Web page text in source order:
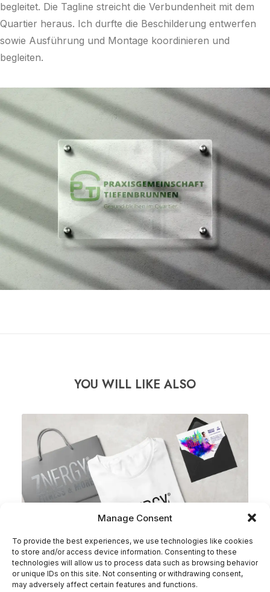
Manage Consent
To provide the best experiences, we use technologies like cookies
to store and/or access device information. Consenting to these
technologies will allow us to process data such as browsing behavior
or unique IDs on this site. Not consenting or withdrawing consent,
may adversely affect certain features and functions.
begleitet. Die Tagline streicht die Verbundenheit mit dem
Quartier heraus. Ich durfte die Beschilderung entwerfen
sowie Ausführung und Montage koordinieren und
begleiten.
YOU WILL LIKE ALSO